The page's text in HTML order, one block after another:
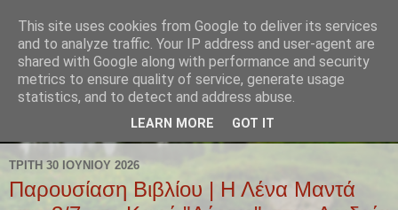
ΤΡΊΤΗ 30 ΙΟΥΝΊΟΥ 2026
Παρουσίαση Βιβλίου | Η Λένα Μαντά
This site uses cookies from Google to deliver its services
and to analyze traffic. Your IP address and user-agent are
shared with Google along with performance and security
metrics to ensure quality of service, generate usage
statistics, and to detect and address abuse.
LEARN MORE GOT IT